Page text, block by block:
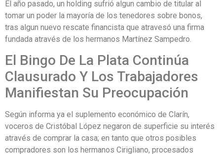
El año pasado, un holding sufrió algun cambio de titular al
tomar un poder la mayoría de los tenedores sobre bonos,
tras algun nuevo rescate financista que atravesó una firma
fundada através de los hermanos Martínez Sampedro.
El Bingo De La Plata Continúa
Clausurado Y Los Trabajadores
Manifiestan Su Preocupación
Según informa ya el suplemento económico de Clarín,
voceros de Cristóbal López negaron de superficie su interés
através de comprar la casa; en tanto que otros posibles
compradores son los hermanos Cirigliano, procesados